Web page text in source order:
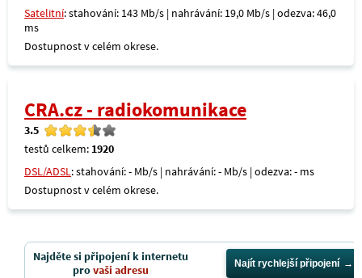
Satelitní: stahování: 143 Mb/s | nahrávání: 19,0 Mb/s | odezva: 46,0
ms
Dostupnost v celém okrese.
CRA.cz - radiokomunikace
3.5
testů celkem: 1920
DSL/ADSL: stahování: - Mb/s | nahrávání: - Mb/s | odezva: - ms
Dostupnost v celém okrese.
Najděte si připojení k internetu
provaši adresu Najít rychlejší připojení